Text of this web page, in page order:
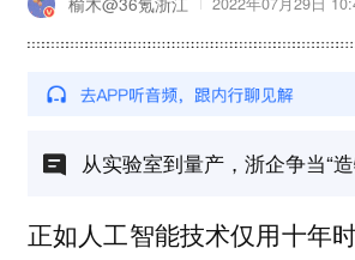
从实验室到量产，浙企争当“造
正如人工智能技术仅用十年